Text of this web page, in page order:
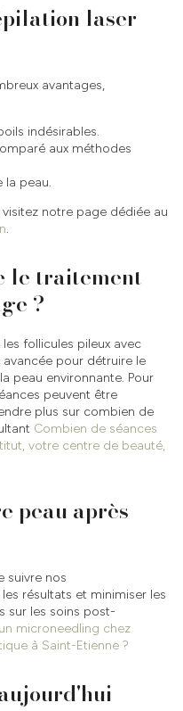
laser
avantages,
indésirables.
aux méthodes
la peau.
notre page dédiée au
.
le traitement
?
les follicules pileux avec
pour détruire le
peau environnante. Pour
peuvent être
plus sur combien de
Combien de séances
votre centre de beauté,
peau après
suivre nos
résultats et minimiser les
sur les soins post-
microneedling chez
à Saint-Etienne ?